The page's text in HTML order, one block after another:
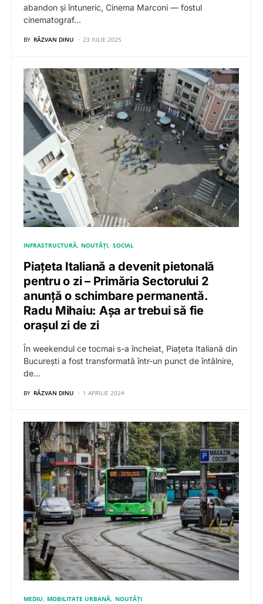
abandon și întuneric, Cinema Marconi — fostul
cinematograf…
BY RĂZVAN DINU 23 IULIE 2025
INFRASTRUCTURĂ NOUTĂȚI SOCIAL
Piațeta Italiană a devenit pietonală
pentru o zi – Primăria Sectorului 2
anunță o schimbare permanentă.
Radu Mihaiu: Așa ar trebui să fie
orașul zi de zi
În weekendul ce tocmai s-a încheiat, Piațeta Italiană din
București a fost transformată într-un punct de întâlnire,
de…
BY RĂZVAN DINU 1 APRILIE 2024
MEDIU MOBILITATE URBANĂ NOUTĂȚI